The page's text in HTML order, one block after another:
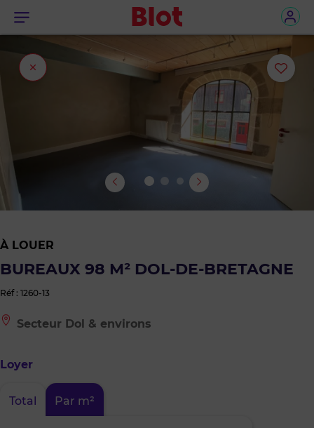
Menu
Fermer
l'onglet
À LOUER
BUREAUX 98 M² DOL-DE-BRETAGNE
Réf : 1260-13
Le
bien
à
Secteur
Dol
Secteur Dol & environs
Loyer
Total Par m²